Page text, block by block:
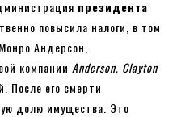
президента
повысила налоги, в том
Андерсон,
компании Anderson, Clayton
После его смерти
долю имущества. Это